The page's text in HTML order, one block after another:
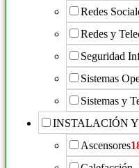
Redes
Redes y
Seguridad
Sistemas
Sistemas y
INSTALACIÓN
Ascensores